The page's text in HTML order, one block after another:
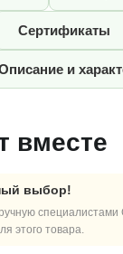
Сертификаты
и
вместе
выбор!
специалистами
этого товара.